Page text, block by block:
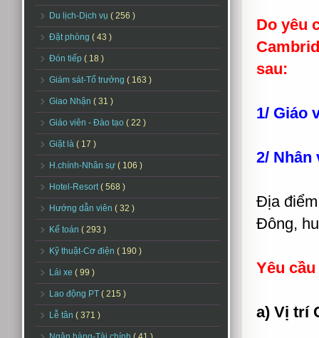
Du lịch-Dịch vụ ( 256 )
Đặt phòng ( 43 )
Đón tiếp ( 18 )
Giám sát-Tổ trưởng ( 163 )
Giao Nhận ( 31 )
Giáo viên - Đào tạo ( 22 )
Giặt là ( 17 )
H.chính-Nhân sự ( 106 )
Hotel-Resort( 568 )
Hướng dẫn viên ( 32 )
Kế toán ( 293 )
Kỹ thuật-Cơ điện ( 190 )
Lái xe ( 99 )
Lao động PT ( 215 )
Lễ tân ( 371 )
Do yêu
sau:
1/ Giáo
2/ Nhân
Địa
Đông,
Yêu
a) Vị trí